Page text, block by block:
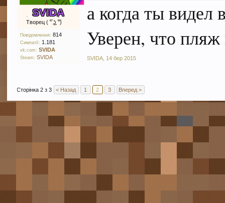
SVIDA
Творец ( ͡° ͜ʖ ͡°)
Повідомлення: 814
Симпатії: 1.181
vk.com: SVIDA
Steam: SVIDA
а когда ты видел
Уверен, что
SVIDA 14 бер 2015
Сторінка 2 з 3 < Назад 1 2 3 Вперед >